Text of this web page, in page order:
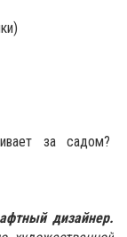
за садом?
дизайнер.